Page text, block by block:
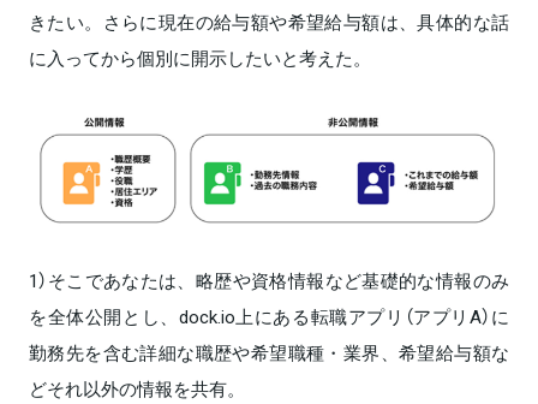
きたい。さらに現在の給与額や希望給与額は、具体的な話
に入ってから個別に開示したいと考えた。
1）そこであなたは、略歴や資格情報など基礎的な情報のみ
を全体公開とし、dock.io上にある転職アプリ（アプリA）に
勤務先を含む詳細な職歴や希望職種・業界、希望給与額な
どそれ以外の情報を共有。